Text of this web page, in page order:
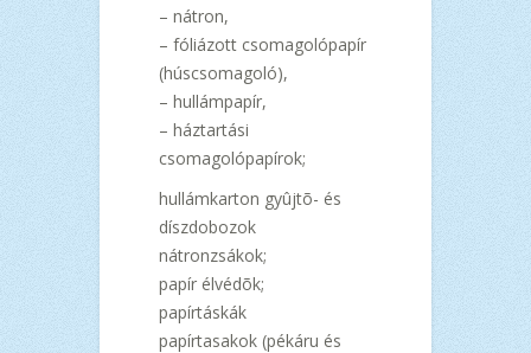
– nátron,
– fóliázott csomagolópapír
(húscsomagoló),
– hullámpapír,
– háztartási
csomagolópapírok;
hullámkarton gyûjtõ- és
díszdobozok
nátronzsákok;
papír élvédõk;
papírtáskák
papírtasakok (pékáru és